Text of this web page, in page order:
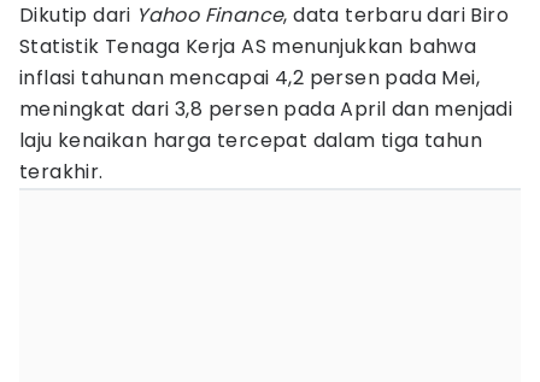
Dikutip dari Yahoo Finance, data terbaru dari Biro
Statistik Tenaga Kerja AS menunjukkan bahwa
inflasi tahunan mencapai 4,2 persen pada Mei,
meningkat dari 3,8 persen pada April dan menjadi
laju kenaikan harga tercepat dalam tiga tahun
terakhir.